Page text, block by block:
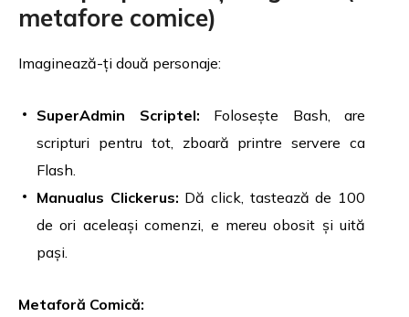
metafore comice)
Imaginează-ți două personaje:
SuperAdmin Scriptel: Folosește Bash, are
scripturi pentru tot, zboară printre servere ca
Flash.
Manualus Clickerus: Dă click, tastează de 100
de ori aceleași comenzi, e mereu obosit și uită
pași.
Metaforă Comică: